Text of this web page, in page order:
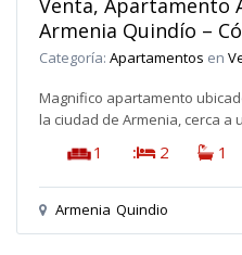
Armenia Quindío –
Categoría: Apartamentos en
Magnifico apartamento
la ciudad de Armenia, cerca a
1 : 2 1
Armenia Quindio